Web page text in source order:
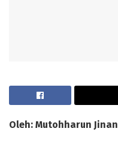
Oleh: Mutohharun Jinan